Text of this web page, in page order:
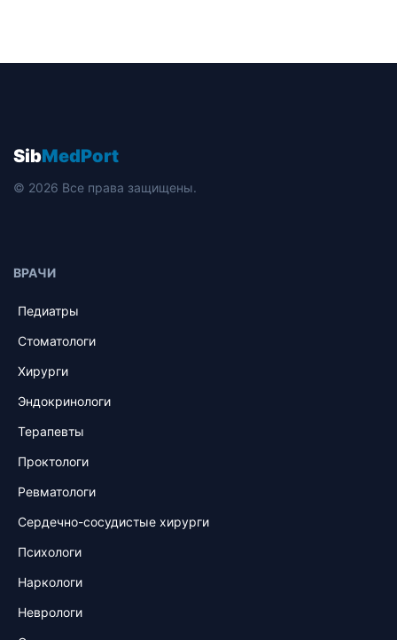
SibMedPort
© 2026 Все права защищены.
ВРАЧИ
Педиатры
Стоматологи
Хирурги
Эндокринологи
Терапевты
Проктологи
Ревматологи
Сердечно-сосудистые хирурги
Психологи
Наркологи
Неврологи